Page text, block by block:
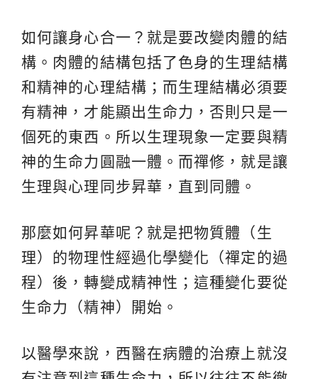
如何讓身心合一？就是要改變肉體的結
構。肉體的結構包括了色身的生理結構
和精神的心理結構；而生理結構必須要
有精神，才能顯出生命力，否則只是一
個死的東西。所以生理現象一定要與精
神的生命力圓融一體。而禪修，就是讓
生理與心理同步昇華，直到同體。
那麼如何昇華呢？就是把物質體（生
理）的物理性經過化學變化（禪定的過
程）後，轉變成精神性；這種變化要從
生命力（精神）開始。
以醫學來說，西醫在病體的治療上就沒